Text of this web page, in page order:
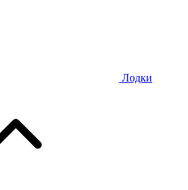
Лодки